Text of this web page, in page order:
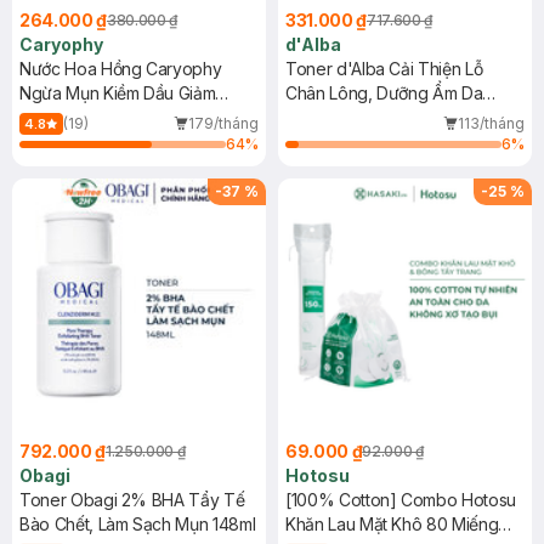
264.000 ₫380.000 ₫
Caryophy
Nước Hoa Hồng Caryophy
Ngừa Mụn Kiềm Dầu Giảm
Thâm 300ml
4.8 (19)
179/tháng
64%
331.000 ₫717.600 ₫
d'Alba
Toner d'Alba Cải Thiện Lỗ
Chân Lông, Dưỡng Ẩm Da
113/tháng
6%
-37 %
792.000 ₫1.250.000 ₫
Obagi
Toner Obagi 2% BHA Tẩy Tế
Bào Chết, Làm Sạch Mụn 148ml
-25 %
69.000 ₫92.000 ₫
Hotosu
[100% Cotton] Combo Hotosu
Khăn Lau Mặt Khô 80 Miếng